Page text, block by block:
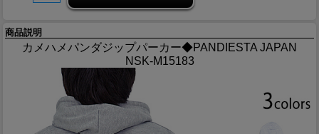
商品説明
カメハメパンダジップパーカー◆PANDIESTA JAPAN
NSK-M15183